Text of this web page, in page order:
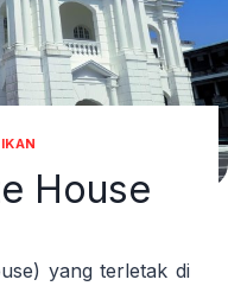
House
yang terletak di